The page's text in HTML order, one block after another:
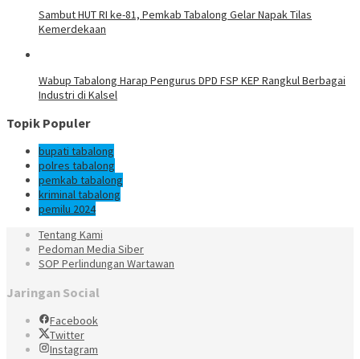
Sambut HUT RI ke-81, Pemkab Tabalong Gelar Napak Tilas
Kemerdekaan
Wabup Tabalong Harap Pengurus DPD FSP KEP Rangkul Berbagai
Industri di Kalsel
Topik Populer
bupati tabalong
polres tabalong
pemkab tabalong
kriminal tabalong
pemilu 2024
Tentang Kami
Pedoman Media Siber
SOP Perlindungan Wartawan
Jaringan Social
Facebook
Twitter
Instagram